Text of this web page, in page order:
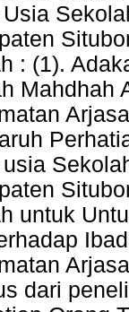
: (1).
Mahdhah
untuk
dari